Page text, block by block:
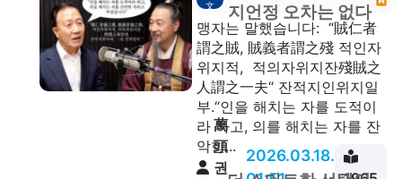
文
지언정 오차는 없다
맹자는 말했습니다: “賊仁者
謂之賊, 賊義者謂之殘 적인자
위지적, 적의자위지잔殘賊之
人謂之一夫“ 잔적지인위지일
부.“인을 해치는 자를 도적이
라 하고, 의를 해치는 자를 잔
악한...
萬
頭
권
2026.03.18.